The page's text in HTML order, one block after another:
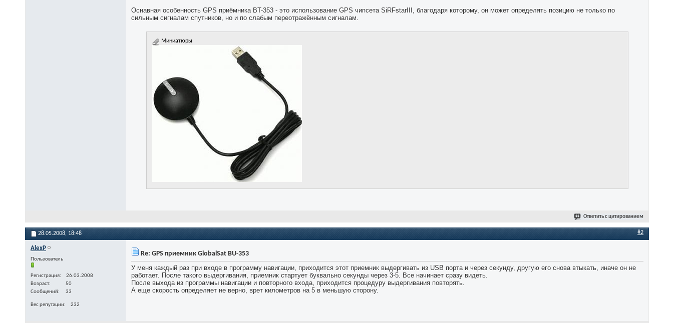
Оснавная особенность GPS приёмника BT-353 - это использование GPS чипсета SiRFstarIII, благодаря которому, он может определять позицию не только по
сильным сигналам спутников, но и по слабым переотражённым сигналам.
Миниатюры
Ответить с цитированием
28.05.2008, 18:48 #2
AlexP
Пользователь
Регистрация
26.03.2008
Возраст
50
Сообщений
33
Вес репутации 232
Re: GPS приемник GlobalSat BU-353
У меня каждый раз при входе в программу навигации, приходится этот приемник выдергивать из USB порта и через секунду, другую его снова втыкать, иначе он не
работает. После такого выдергивания, приемник стартует буквально секунды через 3-5. Все начинает сразу видеть.
После выхода из программы навигации и повторного входа, приходится процедуру выдергивания повторять.
А еще скорость определяет не верно, врет километров на 5 в меньшую сторону.